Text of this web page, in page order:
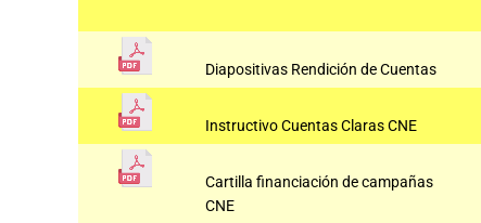
Diapositivas Rendición de Cuentas
Instructivo Cuentas Claras CNE
Cartilla financiación de campañas
CNE